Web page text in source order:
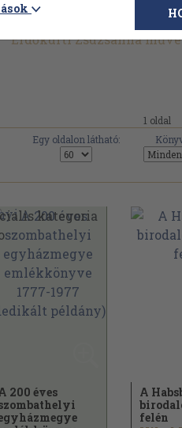
Erdőkürti Zsuzsanna
1 oldal
Egy oldalon látható:
200 éves
A
felén